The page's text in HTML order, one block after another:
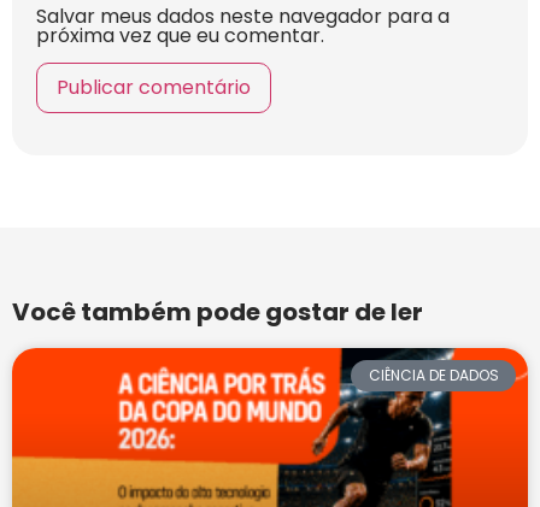
Salvar meus dados neste navegador para a
próxima vez que eu comentar.
Você também pode gostar de ler
CIÊNCIA DE DADOS